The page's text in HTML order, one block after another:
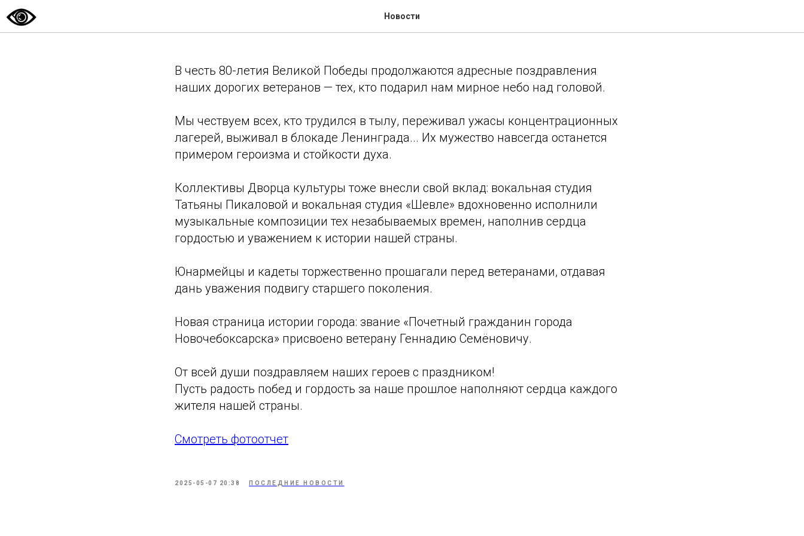
Новости
Сегодня мы вновь прикоснулись к истории
В честь 80-летия Великой Победы продолжаются адресные поздравления
наших дорогих ветеранов — тех, кто подарил нам мирное небо над головой.
Мы чествуем всех, кто трудился в тылу, переживал ужасы концентрационных
лагерей, выживал в блокаде Ленинграда... Их мужество навсегда останется
примером героизма и стойкости духа.
Коллективы Дворца культуры тоже внесли свой вклад: вокальная студия
Татьяны Пикаловой и вокальная студия «Шевле» вдохновенно исполнили
музыкальные композиции тех незабываемых времен, наполнив сердца
гордостью и уважением к истории нашей страны.
Юнармейцы и кадеты торжественно прошагали перед ветеранами, отдавая
дань уважения подвигу старшего поколения.
Новая страница истории города: звание «Почетный гражданин города
Новочебоксарска» присвоено ветерану Геннадию Семёновичу.
От всей души поздравляем наших героев с праздником!
Пусть радость побед и гордость за наше прошлое наполняют сердца каждого
жителя нашей страны.
Смотреть фотоотчет
2025-05-07 20:38 ПОСЛЕДНИЕ НОВОСТИ